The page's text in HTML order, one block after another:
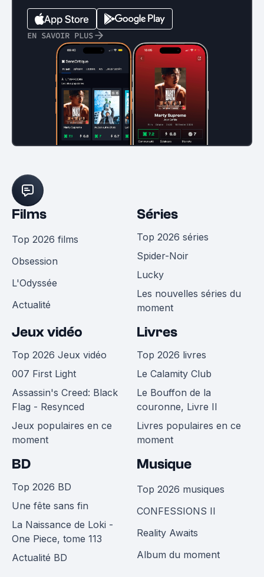
EN SAVOIR PLUS
Films
Top 2026 films
Obsession
L'Odyssée
Actualité
Séries
Top 2026 séries
Spider-Noir
Lucky
Les nouvelles séries du
moment
Jeux vidéo
Top 2026 Jeux vidéo
007 First Light
Assassin's Creed: Black
Flag - Resynced
Jeux populaires en ce
moment
Livres
Top 2026 livres
Le Calamity Club
Le Bouffon de la
couronne, Livre II
Livres populaires en ce
moment
BD
Top 2026 BD
Une fête sans fin
La Naissance de Loki -
One Piece, tome 113
Actualité BD
Musique
Top 2026 musiques
CONFESSIONS II
Reality Awaits
Album du moment